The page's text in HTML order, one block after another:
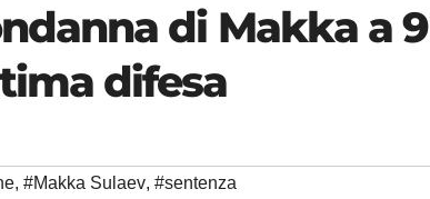
di Makka a 9
difesa
, #Makka Sulaev, #sentenza